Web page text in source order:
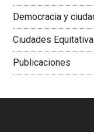
Democracia y
Ciudades
Publicaciones